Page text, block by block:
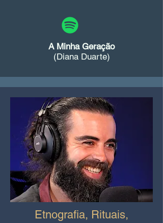
A Minha Geração
(Diana Duarte)
Etnografia, Rituais,